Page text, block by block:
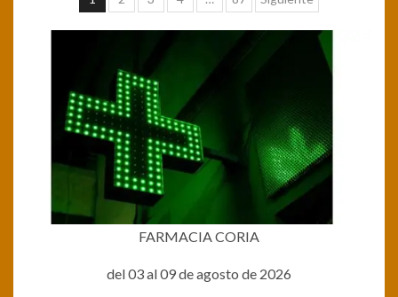
de
entradas
FARMACIA CORIA
del 03 al 09 de agosto de 2026